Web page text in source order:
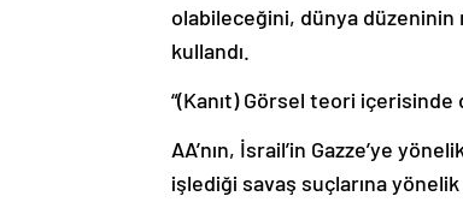
olabileceğini, dünya düzeninin
kullandı.
“(Kanıt) Görsel teori
AA’nın, İsrail’in Gazze’ye
işlediği savaş suçlarına